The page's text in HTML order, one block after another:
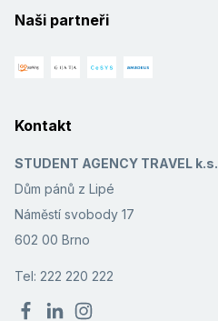
Naši partneři
Kontakt
STUDENT AGENCY TRAVEL k.s.
Dům pánů z Lipé
Náměstí svobody 17
602 00 Brno
Tel: 222 220 222